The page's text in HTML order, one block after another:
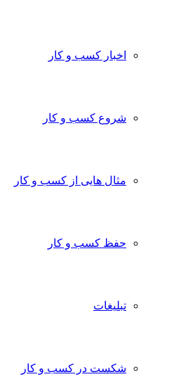
اخبار کسب و کار
شروع کسب و کار
مثال هایی از کسب و کار
حفظ کسب و کار
تبلیغات
شکست در کسب و کار